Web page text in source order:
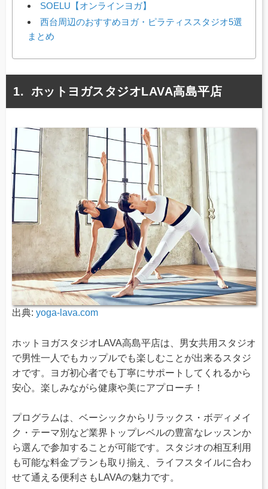
SOELU【オンラインヨガ】
西台周辺のおすすめヨガ・ピラティススタジオ5選
まとめ
ホットヨガスタジオLAVA高島平店
出典: yoga-lava.com
ホットヨガスタジオLAVA高島平店は、男女共用スタジオ
で男性一人でもカップルでも楽しむことが出来るスタジ
オです。ヨガ初心者でも丁寧にサポートしてくれるから
安心。楽しみながら健康や美にアプローチ！
プログラムは、ベーシックからリラックス・ボディメイ
ク・テーマ別など業界トップレベルの豊富なレッスンか
ら選んで参加することが可能です。スタジオの相互利用
も可能な料金プランも取り揃え、ライフスタイルに合わ
せて通える便利さもLAVAの魅力です。